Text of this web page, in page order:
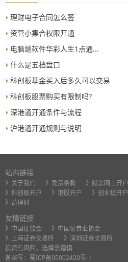
理财电子合同怎么签
资管小集合权限开通
电脑端软件华彩人生1点通...
什么是五档盘口
科创板基金买入后多久可以交易
科创板股票购买有限制吗?
深港通开通条件与流程
沪港通开通规则与说明
站内链接
》关于我们 》免责条款 》股票网上开户
》科创板开户
》港股开户
》创业板开户
》益理财
友情链接
》中国证监会
》中国证券业协会
》上海证券交易所
》深圳证券交易所
投资有风险，选择需谨慎
备案号： 蜀ICP备05002420号-1